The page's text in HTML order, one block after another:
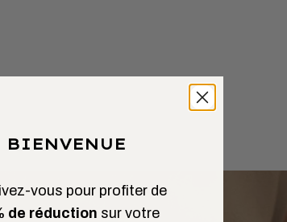
BIENVENUE
vous pour profiter de
de réduction sur votre